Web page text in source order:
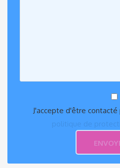
J'accepte d'être contacté
politique de